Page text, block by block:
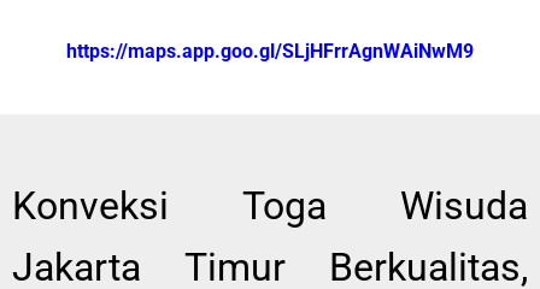
https://maps.app.goo.gl/SLjHFrrAgnWAiNwM9
Konveksi Toga Wisuda
Jakarta Timur Berkualitas,